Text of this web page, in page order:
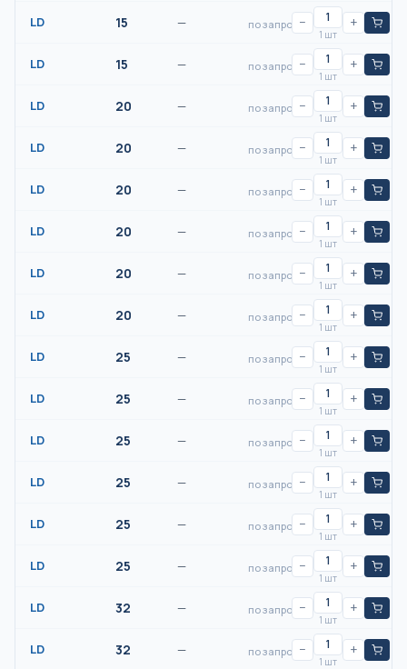
LD 15 — по запросу−
1 шт
+
LD 15 — по запросу−
1 шт
+
LD 20 — по запросу−
1 шт
+
LD 20 — по запросу−
1 шт
+
LD 20 — по запросу−
1 шт
+
LD 20 — по запросу−
1 шт
+
LD 20 — по запросу−
1 шт
+
LD 20 — по запросу−
1 шт
+
LD 25 — по запросу−
1 шт
+
LD 25 — по запросу−
1 шт
+
LD 25 — по запросу−
1 шт
+
LD 25 — по запросу−
1 шт
+
LD 25 — по запросу−
1 шт
+
LD 25 — по запросу−
1 шт
+
LD 32 — по запросу−
1 шт
+
LD 32 — по запросу−
1 шт
+